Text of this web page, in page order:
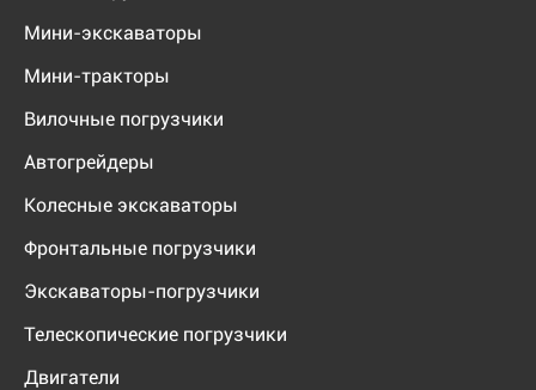
Мини-экскаваторы
Мини-тракторы
Вилочные погрузчики
Автогрейдеры
Колесные экскаваторы
Фронтальные погрузчики
Экскаваторы-погрузчики
Телескопические погрузчики
Двигатели